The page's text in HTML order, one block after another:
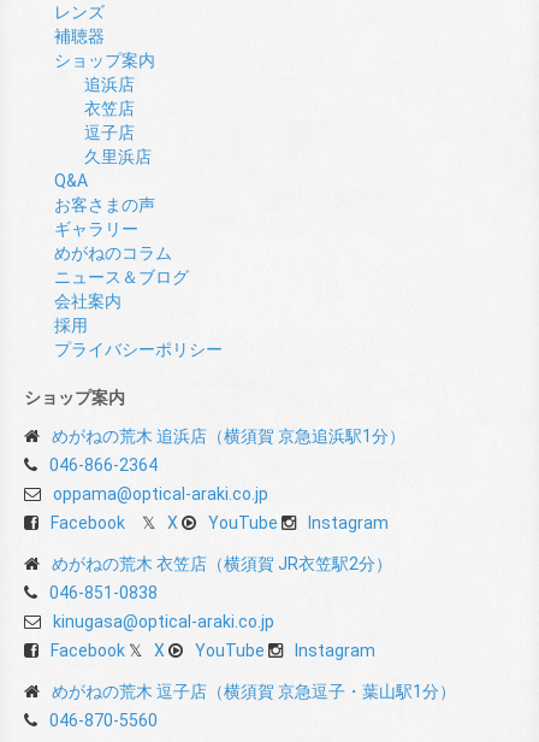
レンズ
補聴器
ショップ案内
追浜店
衣笠店
逗子店
久里浜店
Q&A
お客さまの声
ギャラリー
めがねのコラム
ニュース＆ブログ
会社案内
採用
プライバシーポリシー
ショップ案内
めがねの荒木 追浜店（横須賀 京急追浜駅1分）
046-866-2364
oppama@optical-araki.co.jp
Facebook
X YouTube Instagram
めがねの荒木 衣笠店（横須賀 JR衣笠駅2分）
046-851-0838
kinugasa@optical-araki.co.jp
Facebook
X YouTube Instagram
めがねの荒木 逗子店（横須賀 京急逗子・葉山駅1分）
046-870-5560